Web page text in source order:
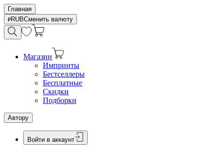
Главная
RUBСменить валюту
Магазин
Импринты
Бестселлеры
Бесплатные
Скидки
Подборки
Автору
Войти в аккаунт